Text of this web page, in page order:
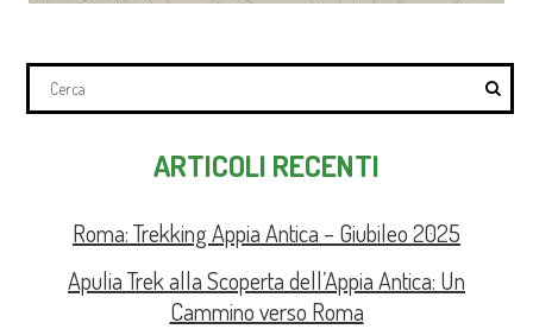
ARTICOLI RECENTI
Roma: Trekking Appia Antica – Giubileo 2025
Apulia Trek alla Scoperta dell’Appia Antica: Un
Cammino verso Roma